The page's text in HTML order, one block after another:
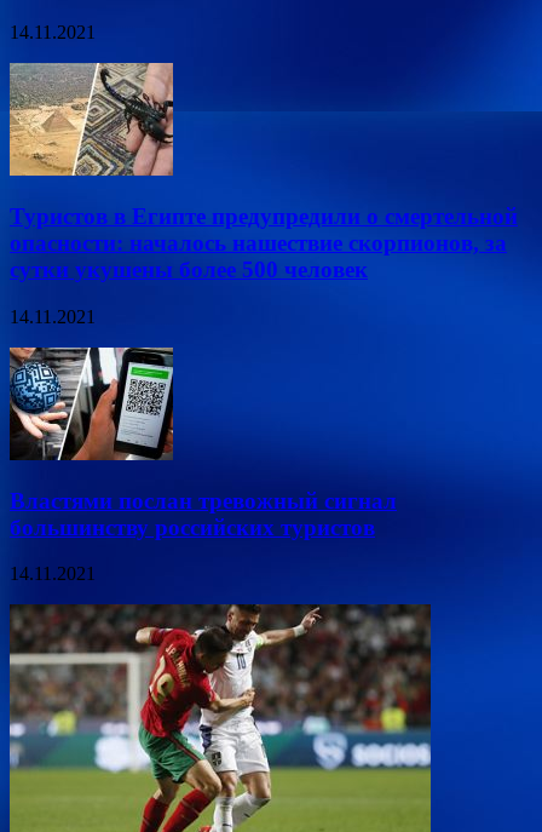
14.11.2021
Туристов в Египте предупредили о смертельной
опасности: началось нашествие скорпионов, за
сутки укушены более 500 человек
14.11.2021
Властями послан тревожный сигнал
большинству российских туристов
14.11.2021